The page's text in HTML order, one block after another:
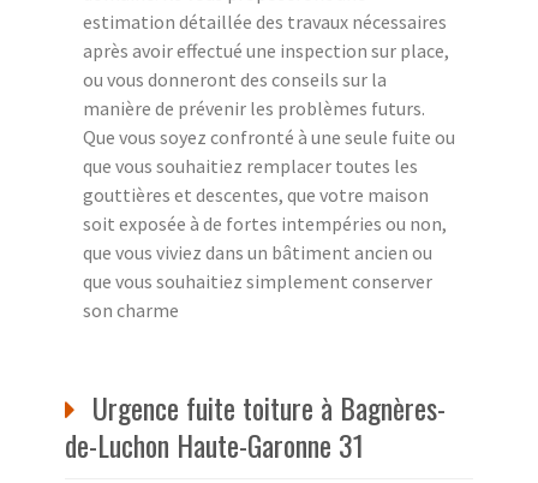
estimation détaillée des travaux nécessaires
après avoir effectué une inspection sur place,
ou vous donneront des conseils sur la
manière de prévenir les problèmes futurs.
Que vous soyez confronté à une seule fuite ou
que vous souhaitiez remplacer toutes les
gouttières et descentes, que votre maison
soit exposée à de fortes intempéries ou non,
que vous viviez dans un bâtiment ancien ou
que vous souhaitiez simplement conserver
son charme
Urgence fuite toiture à Bagnères-
de-Luchon Haute-Garonne 31